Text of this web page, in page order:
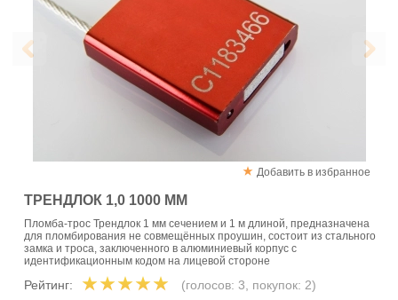
Добавить в избранное
ТРЕНДЛОК 1,0 1000 ММ
Пломба-трос Трендлок 1 мм сечением и 1 м длиной, предназначена
для пломбирования не совмещённых проушин, состоит из стального
замка и троса, заключенного в алюминиевый корпус с
идентификационным кодом на лицевой стороне
Рейтинг: (голосов: 3, покупок: 2)